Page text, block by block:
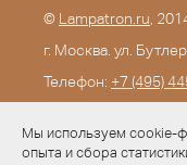
Мы используем cookie-
опыта и сбора
© Lampatron.ru,
г. Москва. ул.
Телефон: +7 (495)